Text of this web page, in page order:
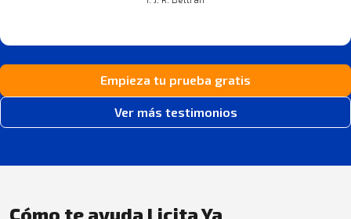
Empieza tu prueba gratis
Ver más testimonios
Cómo te ayuda Licita Ya